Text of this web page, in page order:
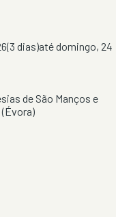
(3 dias)atédomingo, 24
de São Manços e
(Évora)